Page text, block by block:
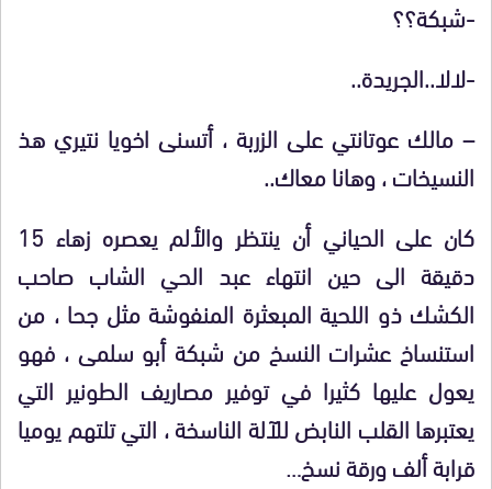
-شبكة؟؟
-لالا..الجريدة..
– مالك عوتانتي على الزربة ، أتسنى اخويا نتيري هذ
النسيخات ، وهانا معاك..
كان على الحياني أن ينتظر والألم يعصره زهاء 15
دقيقة الى حين انتهاء عبد الحي الشاب صاحب
الكشك ذو اللحية المبعثرة المنفوشة مثل جحا ، من
استنساخ عشرات النسخ من شبكة أبو سلمى ، فهو
يعول عليها كثيرا في توفير مصاريف الطونير التي
يعتبرها القلب النابض للآلة الناسخة ، التي تلتهم يوميا
قرابة ألف ورقة نسخ…